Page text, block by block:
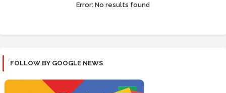
Error: No results found
FOLLOW BY GOOGLE NEWS